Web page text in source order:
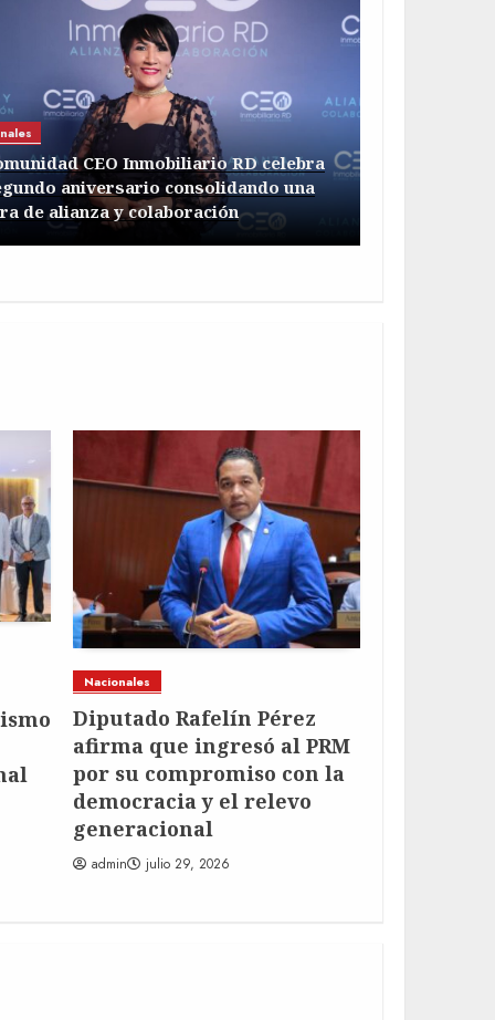
nacional
CEO Inmobiliario RD celebra
aniversario consolidando una
de alianza y colaboración
Nacionales
Diputado Rafelín Pérez
afirma que ingresó al PRM
por su compromiso con la
democracia y el relevo
generacional
admin julio 29, 2026